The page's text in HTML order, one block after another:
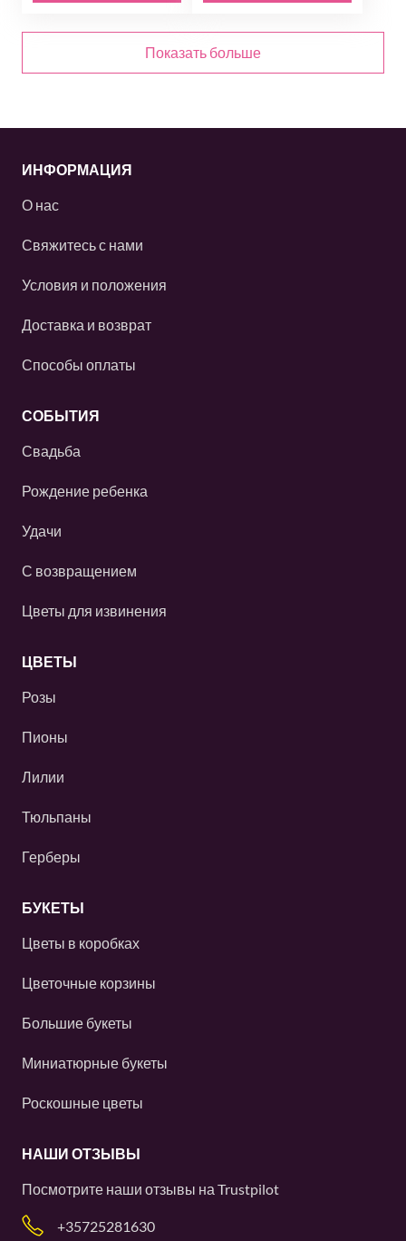
Показать больше
ИНФОРМАЦИЯ
О нас
Свяжитесь с нами
Условия и положения
Доставка и возврат
Способы оплаты
СОБЫТИЯ
Свадьба
Рождение ребенка
Удачи
С возвращением
Цветы для извинения
ЦВЕТЫ
Розы
Пионы
Лилии
Тюльпаны
Герберы
БУКЕТЫ
Цветы в коробках
Цветочные корзины
Большие букеты
Миниатюрные букеты
Роскошные цветы
НАШИ ОТЗЫВЫ
Посмотрите наши отзывы на Trustpilot
+35725281630